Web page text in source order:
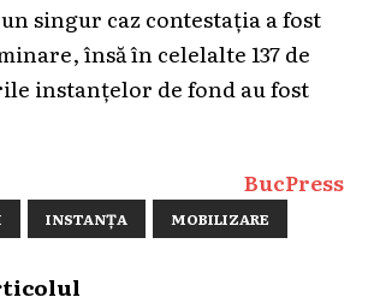
singur caz contestația a fost
însă în celelalte 137 de
instanțelor de fond au fost
BucPress
INSTANȚA MOBILIZARE